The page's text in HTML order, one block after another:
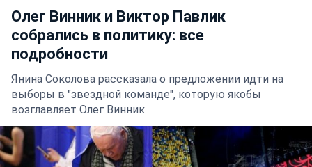
Олег Винник и Виктор Павлик
собрались в политику: все
подробности
Янина Соколова рассказала о предложении идти на
выборы в "звездной команде", которую якобы
возглавляет Олег Винник